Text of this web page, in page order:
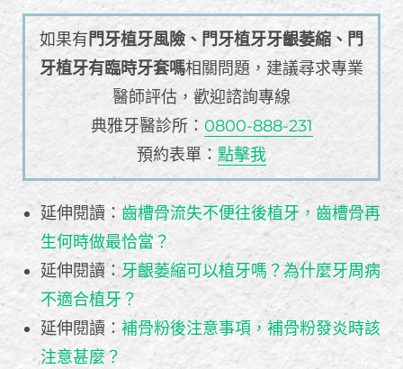
如果有門牙植牙風險、門牙植牙牙齦萎縮、門
牙植牙有臨時牙套嗎相關問題，建議尋求專業
醫師評估，歡迎諮詢專線
典雅牙醫診所： 0800-888-231
預約表單： 點擊我
延伸閱讀： 齒槽骨流失不便往後植牙，齒槽骨再
生何時做最恰當？
延伸閱讀：牙齦萎縮可以植牙嗎？為什麼牙周病
不適合植牙？
延伸閱讀： 補骨粉後注意事項，補骨粉發炎時該
注意甚麼？